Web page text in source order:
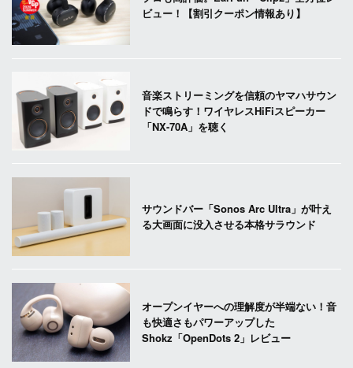
ビュー！【割引クーポン情報あり】
音楽ストリーミングを信頼のヤマハサウン
ドで鳴らす！ワイヤレスHiFiスピーカー
「NX-70A」を聴く
サウンドバー「Sonos Arc Ultra」が叶え
る大画面に没入させる本格サラウンド
オープンイヤーへの理解度が半端ない！音
も快適さもパワーアップした
Shokz「OpenDots 2」レビュー